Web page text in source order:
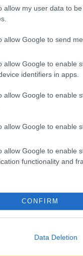
allow my user data to
allow Google to send
allow Google to enable
identifiers in apps.
allow Google to enable
allow Google to enable
allow Google to enable
functionality and
CONFIRM
Data Deletion
abuela
eternos su
la forma
πολλές
να
Μαϊάμι. Ενας
ακραιφνής
μία και
του